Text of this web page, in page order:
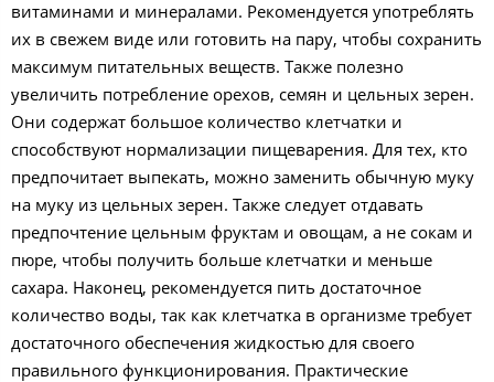
витаминами и минералами. Рекомендуется употреблять
их в свежем виде или готовить на пару, чтобы сохранить
максимум питательных веществ. Также полезно
увеличить потребление орехов, семян и цельных зерен.
Они содержат большое количество клетчатки и
способствуют нормализации пищеварения. Для тех, кто
предпочитает выпекать, можно заменить обычную муку
на муку из цельных зерен. Также следует отдавать
предпочтение цельным фруктам и овощам, а не сокам и
пюре, чтобы получить больше клетчатки и меньше
сахара. Наконец, рекомендуется пить достаточное
количество воды, так как клетчатка в организме требует
достаточного обеспечения жидкостью для своего
правильного функционирования. Практические